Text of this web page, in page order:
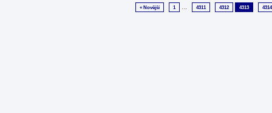
« Novější 1 ... 4311 4312 4313 4314